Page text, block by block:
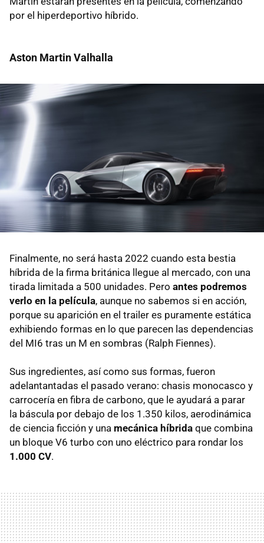
por el hiperdeportivo híbrido.
Aston Martin Valhalla
Finalmente, no será hasta 2022 cuando esta bestia
híbrida de la firma británica llegue al mercado, con una
tirada limitada a 500 unidades. Pero antes podremos
verlo en la película, aunque no sabemos si en acción,
porque su aparición en el trailer es puramente estática
exhibiendo formas en lo que parecen las dependencias
del MI6 tras un M en sombras (Ralph Fiennes).
Sus ingredientes, así como sus formas, fueron
adelantantadas el pasado verano: chasis monocasco y
carrocería en fibra de carbono, que le ayudará a parar
la báscula por debajo de los 1.350 kilos, aerodinámica
de ciencia ficción y una mecánica híbrida que combina
un bloque V6 turbo con uno eléctrico para rondar los
1.000 CV.